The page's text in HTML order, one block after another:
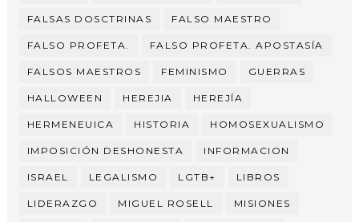
FALSAS DOSCTRINAS FALSO MAESTRO
FALSO PROFETA. FALSO PROFETA. APOSTASÍA
FALSOS MAESTROS FEMINISMO GUERRAS
HALLOWEEN HEREJIA HEREJÍA
HERMENEUICA HISTORIA HOMOSEXUALISMO
IMPOSICIÓN DESHONESTA INFORMACION
ISRAEL LEGALISMO LGTB+ LIBROS
LIDERAZGO MIGUEL ROSELL MISIONES